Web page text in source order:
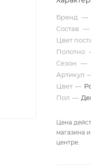
Бренд —
Состав —
Цвет
Полотно
Сезон —
Артикул
Цвет —
Пол —
Цена
магазина
центре.